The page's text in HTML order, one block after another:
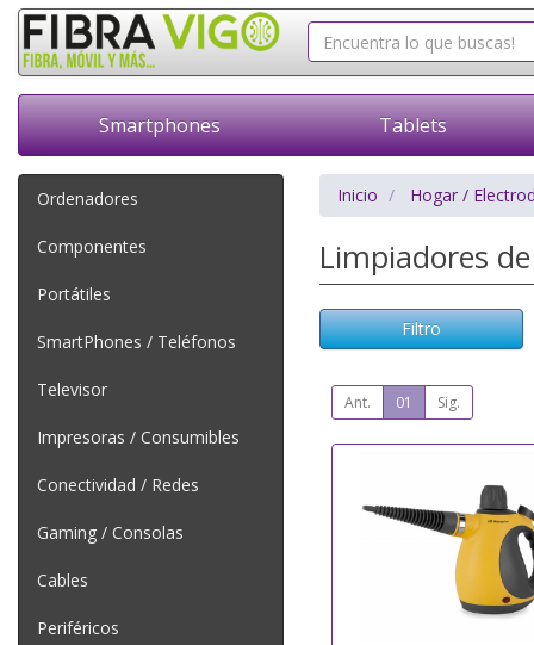
Smartphones Tablets
Ordenadores
Componentes
Portátiles
SmartPhones / Teléfonos
Televisor
Impresoras / Consumibles
Conectividad / Redes
Gaming / Consolas
Cables
Periféricos
Inicio Hogar /
Limpiadores
Filtro
Ant. 01 Sig.